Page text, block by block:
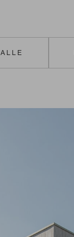
ALLE